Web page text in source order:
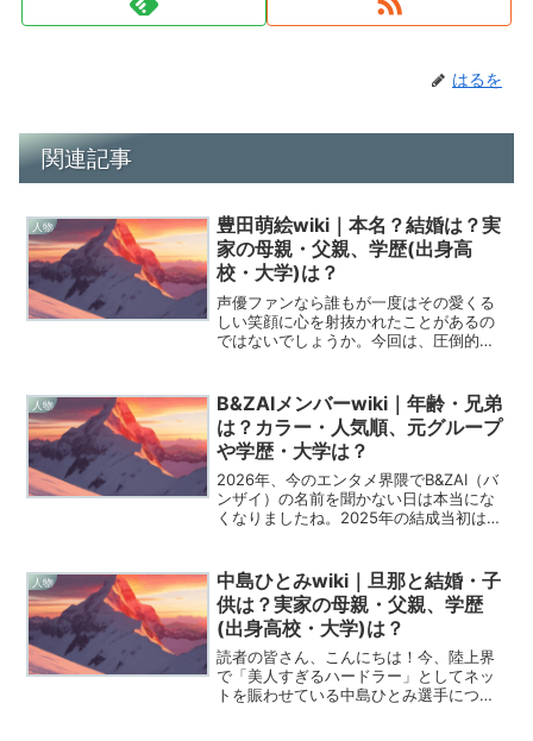
はるを
関連記事
人物
豊田萌絵wiki｜本名？結婚は？実
家の母親・父親、学歴(出身高
校・大学)は？
声優ファンなら誰もが一度はその愛くる
しい笑顔に心を射抜かれたことがあるの
ではないでしょうか。今回は、圧倒的な
す。Wikipediaよりも詳しく、そして何よ
りファンとして...
人物
B&ZAIメンバーwiki｜年齢・兄弟
は？カラー・人気順、元グループ
や学歴・大学は？
2026年、今のエンタメ界隈でB&ZAI（バ
ンザイ）の名前を聞かない日は本当にな
くなりましたね。2025年の結成当初は
今や唯一無二のバンド型アイドルとして
確固たる地位を...
人物
中島ひとみwiki｜旦那と結婚・子
供は？実家の母親・父親、学歴
(出身高校・大学)は？
読者の皆さん、こんにちは！今、陸上界
で「美人すぎるハードラー」としてネッ
トを賑わせている中島ひとみ選手につい